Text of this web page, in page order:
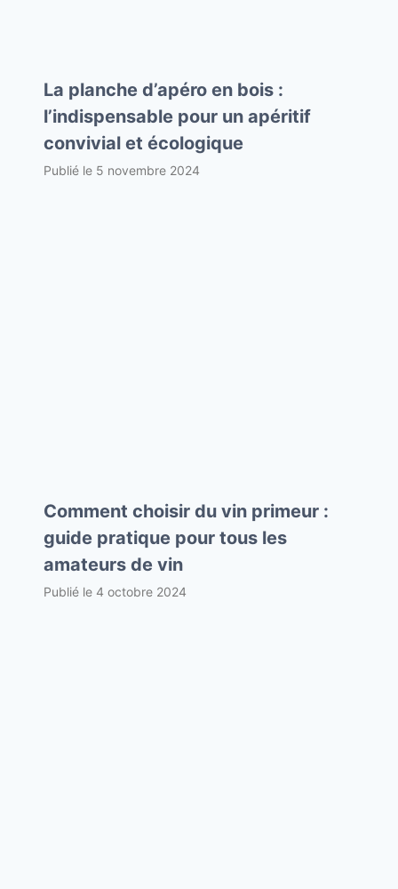
La planche d’apéro en bois :
l’indispensable pour un apéritif
convivial et écologique
Publié le 5 novembre 2024
Comment choisir du vin primeur :
guide pratique pour tous les
amateurs de vin
Publié le 4 octobre 2024